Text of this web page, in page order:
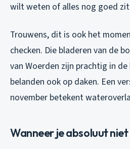
wilt weten of alles nog goed
Trouwens, dit is ook het
checken. Die bladeren van de
van Woerden zijn prachtig in
belanden ook op daken. Een
november betekent
Wanneer je absoluut